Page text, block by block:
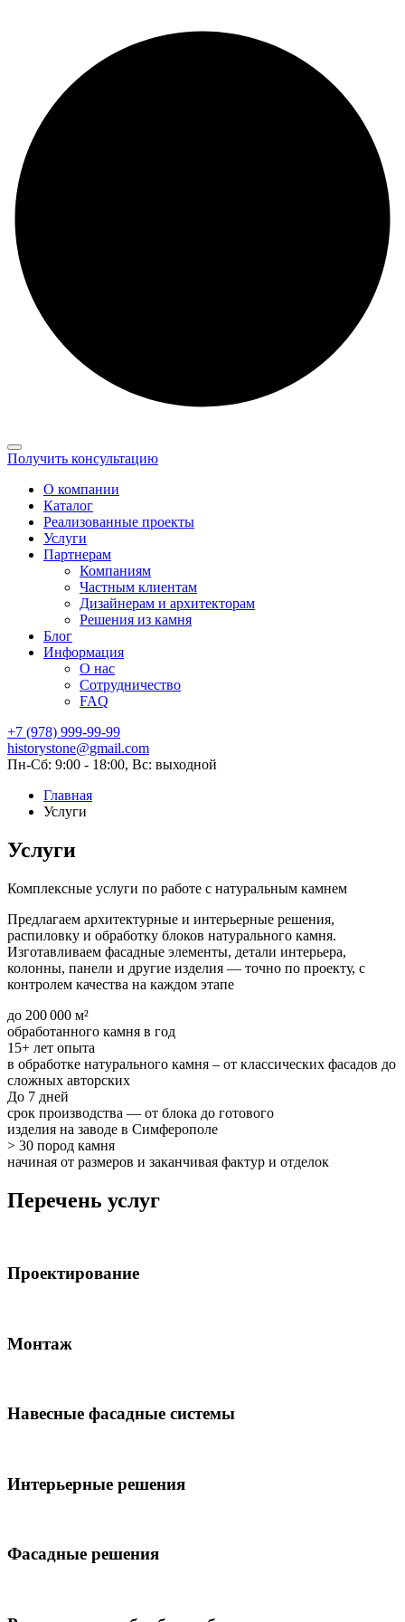
Получить консультацию
О компании
Каталог
Реализованные проекты
Услуги
Партнерам
Компаниям
Частным клиентам
Дизайнерам и архитекторам
Решения из камня
Блог
Информация
О нас
Сотрудничество
FAQ
+7 (978) 999-99-99
historystone@gmail.com
Пн-Сб: 9:00 - 18:00, Вс: выходной
Главная
Услуги
Услуги
Комплексные услуги по работе с натуральным камнем
Предлагаем архитектурные и интерьерные решения,
распиловку и обработку блоков натурального камня.
Изготавливаем фасадные элементы, детали интерьера,
колонны, панели и другие изделия — точно по проекту, с
контролем качества на каждом этапе
до 200 000 м²
обработанного камня в год
15+ лет опыта
в обработке натурального камня – от классических фасадов до
сложных авторских
До 7 дней
срок производства — от блока до готового
изделия на заводе в Симферополе
> 30 пород камня
начиная от размеров и заканчивая фактур и отделок
Перечень услуг
Проектирование
Монтаж
Навесные фасадные системы
Интерьерные решения
Фасадные решения